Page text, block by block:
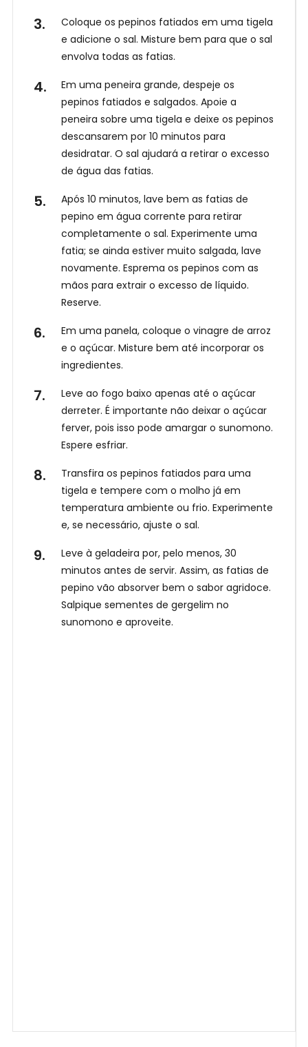
WhatsApp!
Coloque os pepinos fatiados em uma tigela
e adicione o sal. Misture bem para que o sal
envolva todas as fatias.
Em uma peneira grande, despeje os
pepinos fatiados e salgados. Apoie a
peneira sobre uma tigela e deixe os pepinos
descansarem por 10 minutos para
desidratar. O sal ajudará a retirar o excesso
de água das fatias.
Após 10 minutos, lave bem as fatias de
pepino em água corrente para retirar
completamente o sal. Experimente uma
fatia; se ainda estiver muito salgada, lave
novamente. Esprema os pepinos com as
mãos para extrair o excesso de líquido.
Reserve.
Em uma panela, coloque o vinagre de arroz
e o açúcar. Misture bem até incorporar os
ingredientes.
Leve ao fogo baixo apenas até o açúcar
derreter. É importante não deixar o açúcar
ferver, pois isso pode amargar o sunomono.
Espere esfriar.
Transfira os pepinos fatiados para uma
tigela e tempere com o molho já em
temperatura ambiente ou frio. Experimente
e, se necessário, ajuste o sal.
Leve à geladeira por, pelo menos, 30
minutos antes de servir. Assim, as fatias de
pepino vão absorver bem o sabor agridoce.
Salpique sementes de gergelim no
sunomono e aproveite.